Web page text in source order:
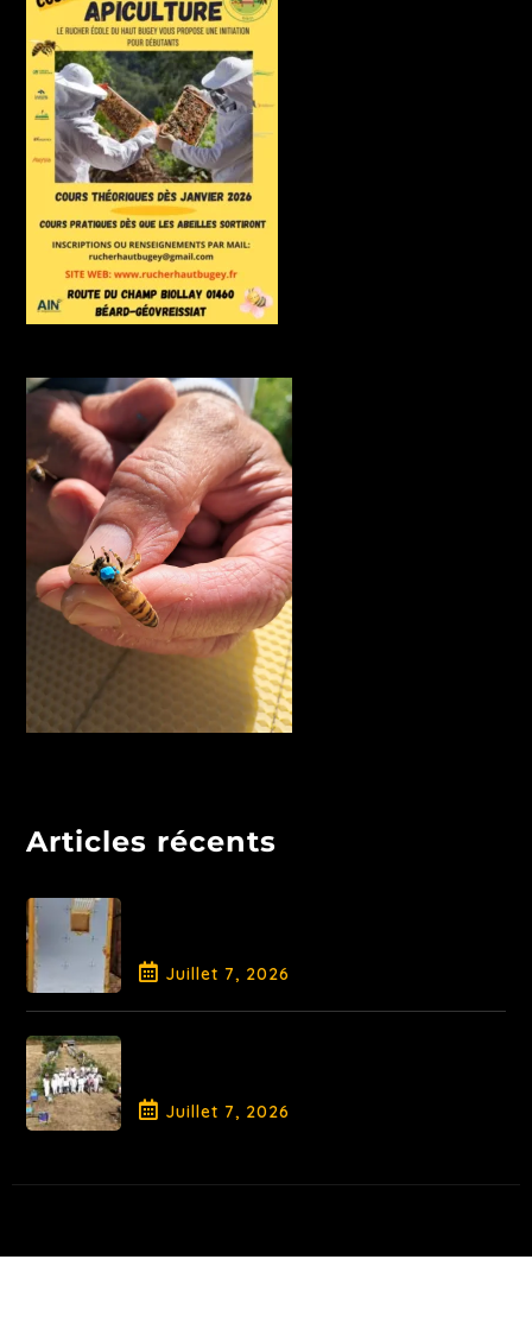
Articles récents
Juillet 7, 2026
Juillet 7, 2026